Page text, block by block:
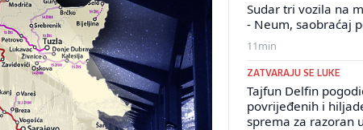
Sudar tri vozila na
- Neum, saobraćaj
11min
ZATVARAJU SE LUKE
Tajfun Delfin
povrijeđenih i
sprema za razoran